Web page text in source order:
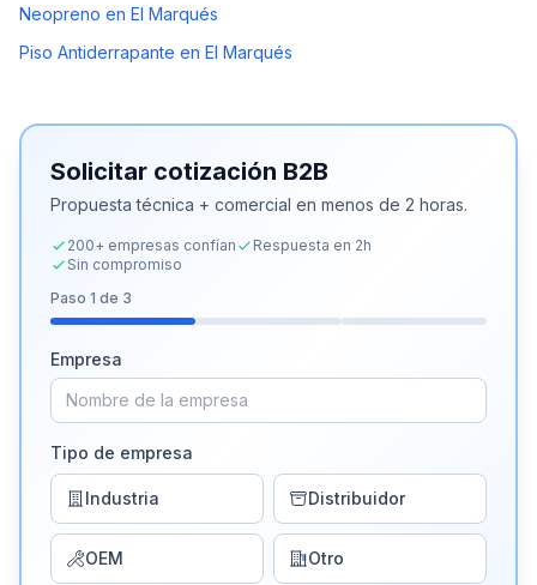
Neopreno en El Marqués
Piso Antiderrapante en El Marqués
Solicitar cotización B2B
Propuesta técnica + comercial en menos de 2 horas.
200+ empresas confían
Respuesta en 2h
Sin compromiso
Paso 1 de 3
Empresa
Tipo de empresa
Industria Distribuidor
OEM Otro